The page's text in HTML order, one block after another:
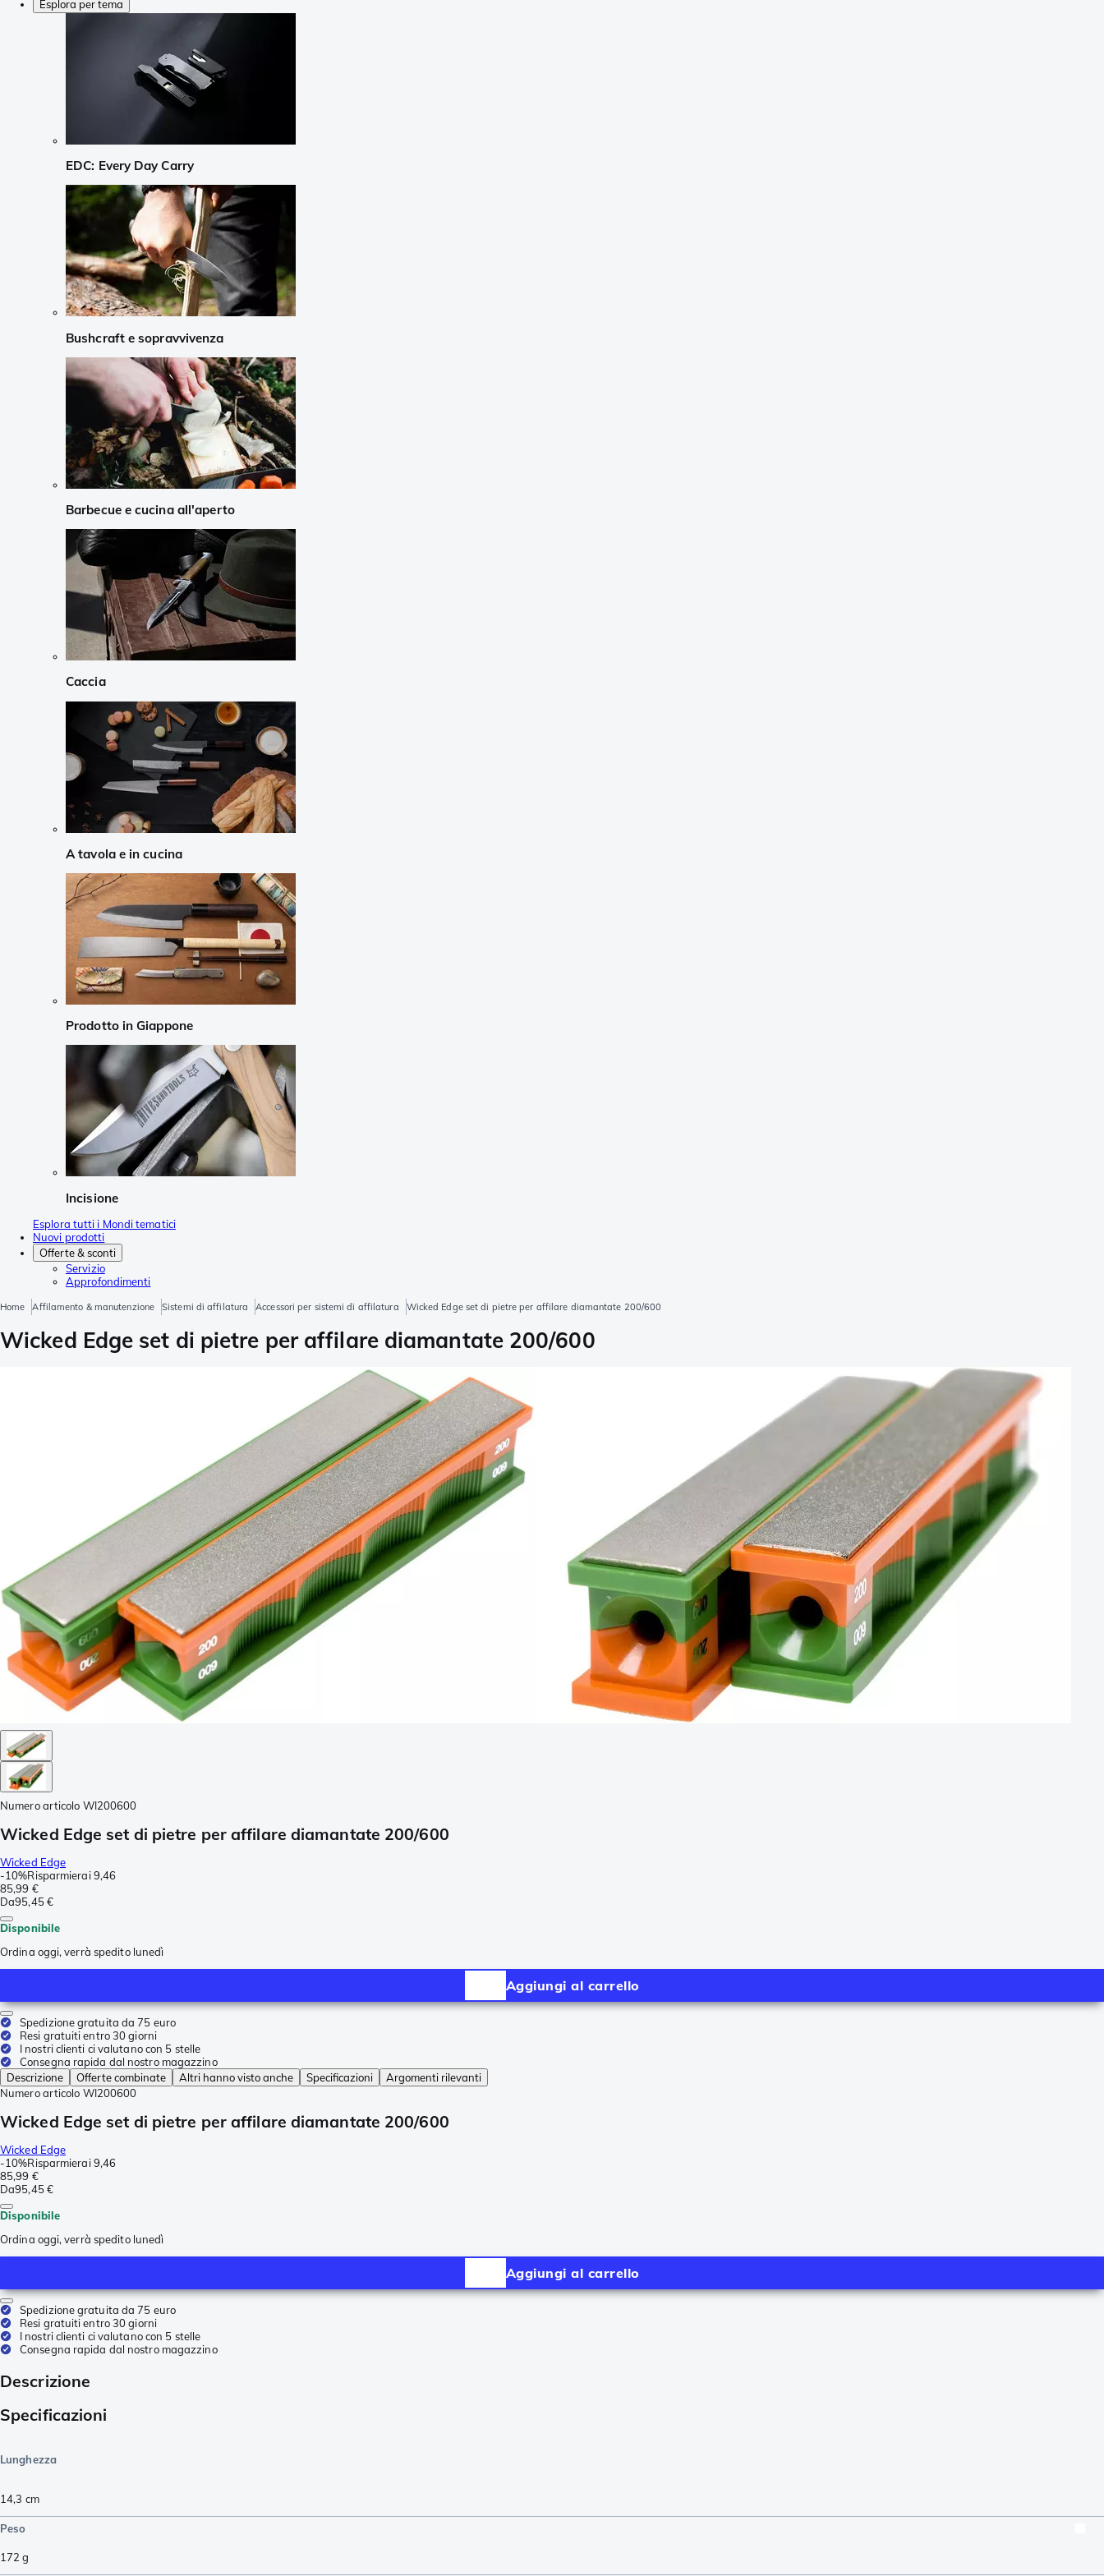
Esplora per tema
EDC: Every Day Carry
Bushcraft e sopravvivenza
Barbecue e cucina all'aperto
Caccia
A tavola e in cucina
Prodotto in Giappone
Incisione
Esplora tutti i Mondi tematici
Nuovi prodotti
Offerte & sconti
Servizio
Approfondimenti
Home Affilamento & manutenzione Sistemi di affilatura Accessori per sistemi di affilatura Wicked Edge set di pietre per affilare diamantate 200/600
Wicked Edge set di pietre per affilare diamantate 200/600
Numero articolo WI200600
Wicked Edge set di pietre per affilare diamantate 200/600
Wicked Edge
-10%Risparmierai 9,46
85,99 €
Da95,45 €
Disponibile
Ordina oggi, verrà spedito lunedì
Aggiungi al carrello
Spedizione gratuita da 75 euro
Resi gratuiti entro 30 giorni
I nostri clienti ci valutano con 5 stelle
Consegna rapida dal nostro magazzino
Descrizione
Offerte combinate Altri hanno visto anche Specificazioni
Argomenti rilevanti
Numero articolo WI200600
Wicked Edge set di pietre per affilare diamantate 200/600
Wicked Edge
-10%Risparmierai 9,46
85,99 €
Da95,45 €
Disponibile
Ordina oggi, verrà spedito lunedì
Aggiungi al carrello
Spedizione gratuita da 75 euro
Resi gratuiti entro 30 giorni
I nostri clienti ci valutano con 5 stelle
Consegna rapida dal nostro magazzino
Descrizione
Specificazioni
Lunghezza
14,3 cm
Peso
172 g